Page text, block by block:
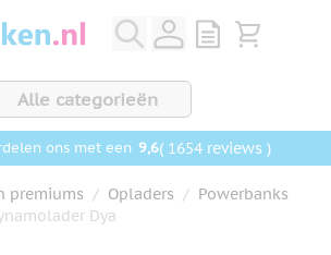
View quote,
Bekijk
Alle categorieën
ons met een 9,6( 1654 reviews )
premiums / Opladers / Powerbanks
Dya